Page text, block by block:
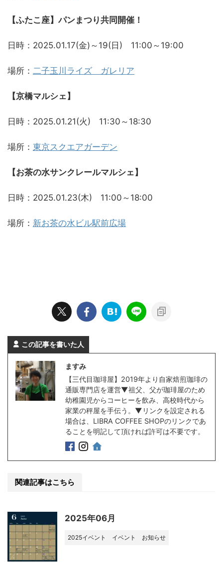
【ふたこ座】パンまつり共同開催！
日時：2025.01.17(金)～19(日) 11:00～19:00
場所： 二子玉川ライズ ガレリア
【京橋マルシェ】
日時：2025.01.21(火) 11:30～18:30
場所： 東京スクエアガーデン
【お茶の水サンクレールマルシェ】
日時：2025.01.23(木) 11:00～18:00
場所： 新お茶の水ビル駅前広場
この記事を書いた人
ますみ
【三代目珈琲屋】2019年より自家焙煎珈琲の
通販専門店を運営▼祖父、父が珈琲屋のため
幼稚園児からコーヒーを飲み、高校時代から
家業の秤屋を手伝う。▼リンクを設定される
場合は、LIBRA COFFEE SHOPのリンクであ
ることを明記して頂ければ許可は不要です。
関連記事はこちら
2025年06月
2025イベント イベント お知らせ